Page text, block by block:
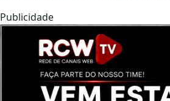
Publicidade